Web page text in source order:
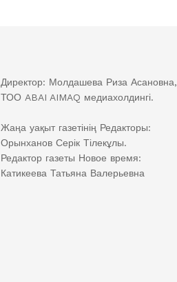
Директор: Молдашева Риза Асановна,
ТОО ABAI AIMAQ медиахолдингі.
Жаңа уақыт газетінің Редакторы:
Орынханов Серік Тілекұлы.
Редактор газеты Новое время:
Катикеева Татьяна Валерьевна